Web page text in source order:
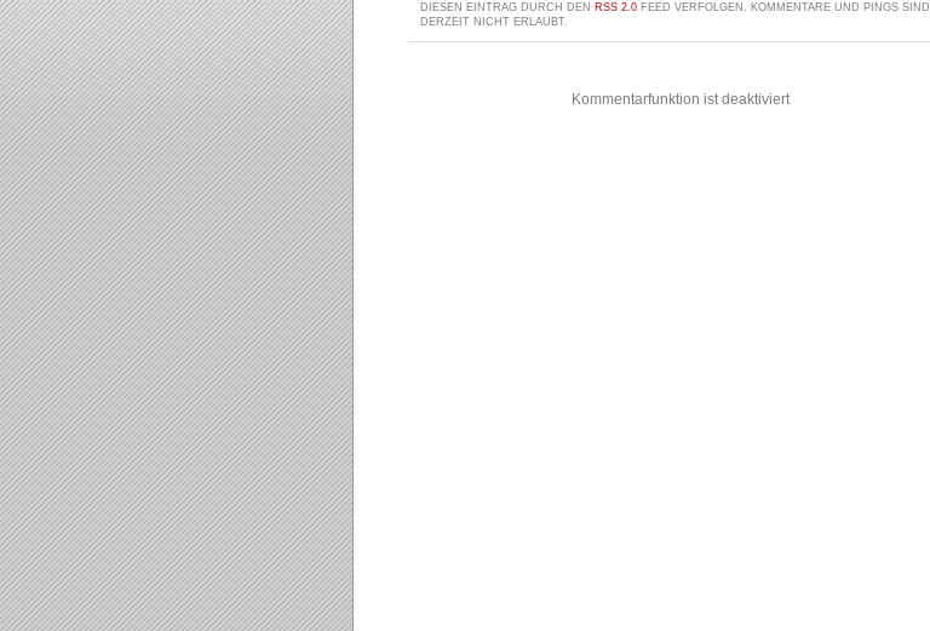
DIESEN EINTRAG DURCH DEN RSS 2.0 FEED VERFOLGEN. KOMMENTARE UND PINGS SIND
DERZEIT NICHT ERLAUBT.
Kommentarfunktion ist deaktiviert